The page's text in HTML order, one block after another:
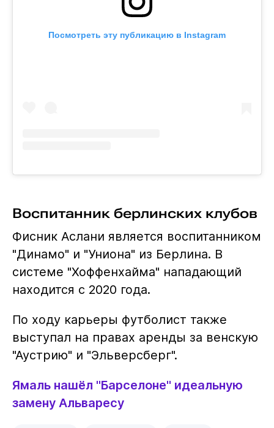
Посмотреть эту публикацию в Instagram
Воспитанник берлинских клубов
Фисник Аслани является воспитанником
"Динамо" и "Униона" из Берлина. В
системе "Хоффенхайма" нападающий
находится с 2020 года.
По ходу карьеры футболист также
выступал на правах аренды за венскую
"Аустрию" и "Эльверсберг".
Ямаль нашёл "Барселоне" идеальную
замену Альваресу